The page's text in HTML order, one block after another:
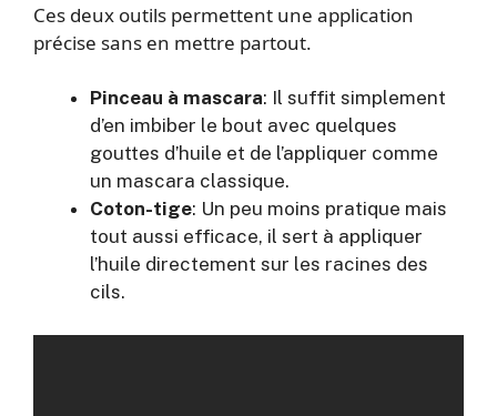
Ces deux outils permettent une application
précise sans en mettre partout.
Pinceau à mascara: Il suffit simplement
d’en imbiber le bout avec quelques
gouttes d’huile et de l’appliquer comme
un mascara classique.
Coton-tige: Un peu moins pratique mais
tout aussi efficace, il sert à appliquer
l’huile directement sur les racines des
cils.